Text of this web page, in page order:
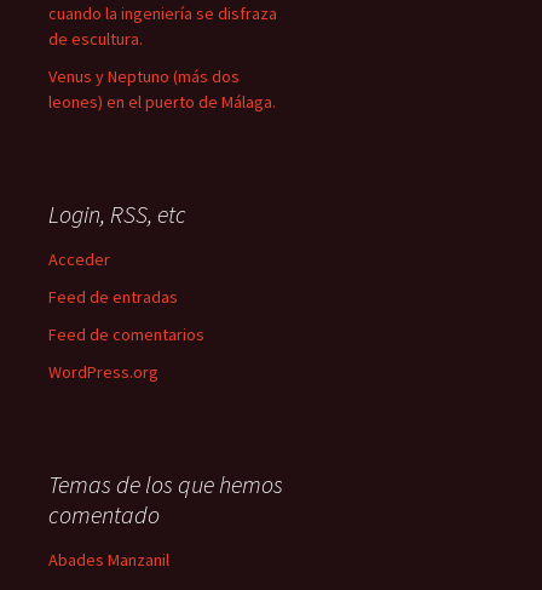
cuando la ingeniería se disfraza
de escultura.
Venus y Neptuno (más dos
leones) en el puerto de Málaga.
Login, RSS, etc
Acceder
Feed de entradas
Feed de comentarios
WordPress.org
Temas de los que hemos
comentado
Abades Manzanil